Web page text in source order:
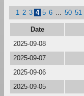
1 2 3 4 5 6 50 51
Date
2025-09-08
2025-09-07
2025-09-06
2025-09-05